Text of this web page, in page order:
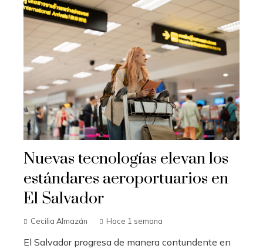
Nuevas tecnologías elevan los
estándares aeroportuarios en
El Salvador
Cecilia Almazán Hace 1 semana
El Salvador progresa de manera contundente en